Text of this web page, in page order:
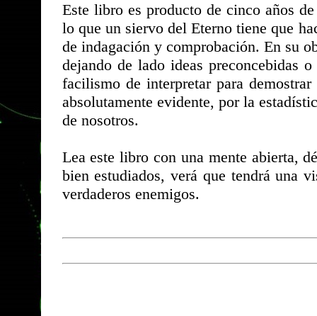
Este libro es producto de cinco años
lo que un siervo del Eterno tiene que
de indagación y comprobación. En su
dejando de lado ideas preconcebidas
facilismo de interpretar para
absolutamente evidente, por la
de nosotros.
Lea este libro con una mente abierta,
bien estudiados, verá que tendrá una
verdaderos enemigos.